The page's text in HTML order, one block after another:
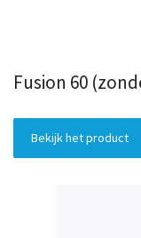
Fusion 60
Bekijk het product